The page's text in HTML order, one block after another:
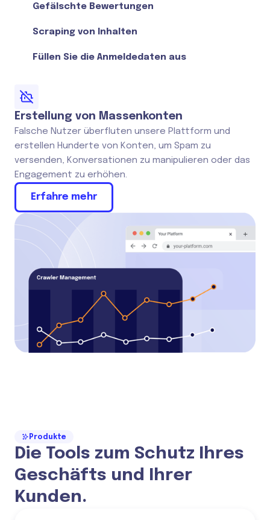
Gefälschte Bewertungen
Scraping von Inhalten
Füllen Sie die Anmeldedaten aus
Erstellung von Massenkonten
Falsche Nutzer überfluten unsere Plattform und
erstellen Hunderte von Konten, um Spam zu
versenden, Konversationen zu manipulieren oder das
Engagement zu erhöhen.
Erfahre mehr
Produkte
Die Tools zum Schutz Ihres
Geschäfts und Ihrer
Kunden.